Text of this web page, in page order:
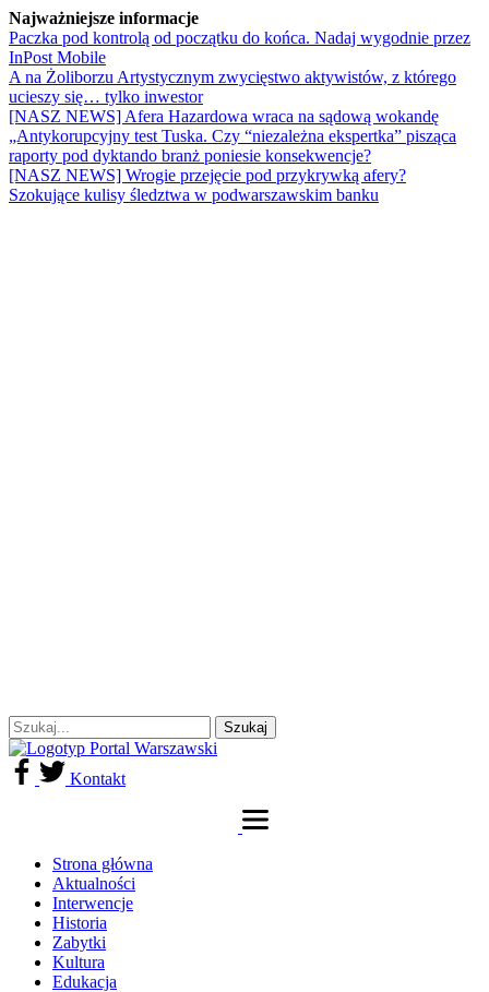
Najważniejsze informacje
Paczka pod kontrolą od początku do końca. Nadaj wygodnie przez
InPost Mobile
A na Żoliborzu Artystycznym zwycięstwo aktywistów, z którego
ucieszy się… tylko inwestor
[NASZ NEWS] Afera Hazardowa wraca na sądową wokandę
„Antykorupcyjny test Tuska. Czy “niezależna ekspertka” pisząca
raporty pod dyktando branż poniesie konsekwencje?
[NASZ NEWS] Wrogie przejęcie pod przykrywką afery?
Szokujące kulisy śledztwa w podwarszawskim banku
Kontakt
Strona główna
Aktualności
Interwencje
Historia
Zabytki
Kultura
Edukacja